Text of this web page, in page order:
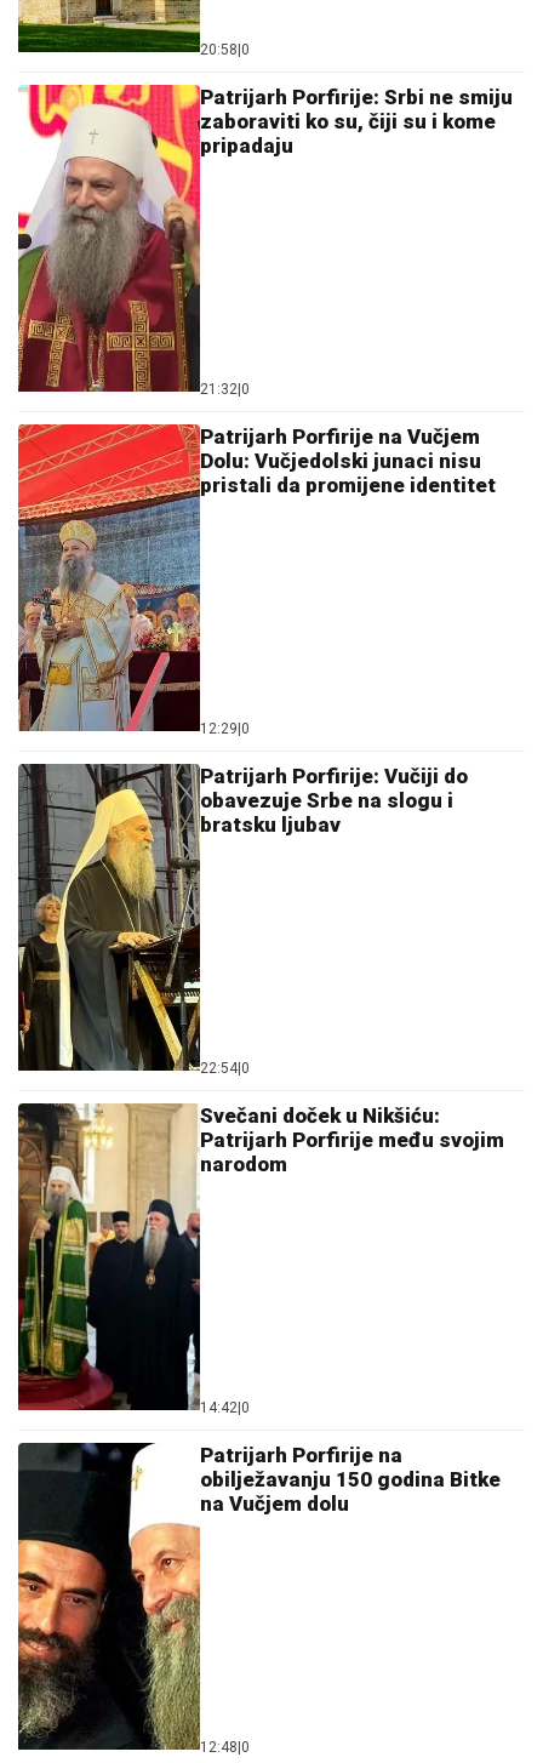
20:58 0
Patrijarh Porfirije: Srbi ne smiju
zaboraviti ko su, čiji su i kome
pripadaju
21:32 0
Patrijarh Porfirije na Vučjem
Dolu: Vučjedolski junaci nisu
pristali da promijene identitet
12:29 0
Patrijarh Porfirije: Vučiji do
obavezuje Srbe na slogu i
bratsku ljubav
22:54 0
Svečani doček u Nikšiću:
Patrijarh Porfirije među svojim
narodom
14:42 0
Patrijarh Porfirije na
obilježavanju 150 godina Bitke
na Vučjem dolu
12:48 0